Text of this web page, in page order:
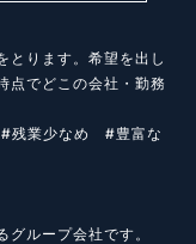
とります。希望を出し
点でどこの会社・勤務
残業少なめ　#豊富な
ループ会社です。